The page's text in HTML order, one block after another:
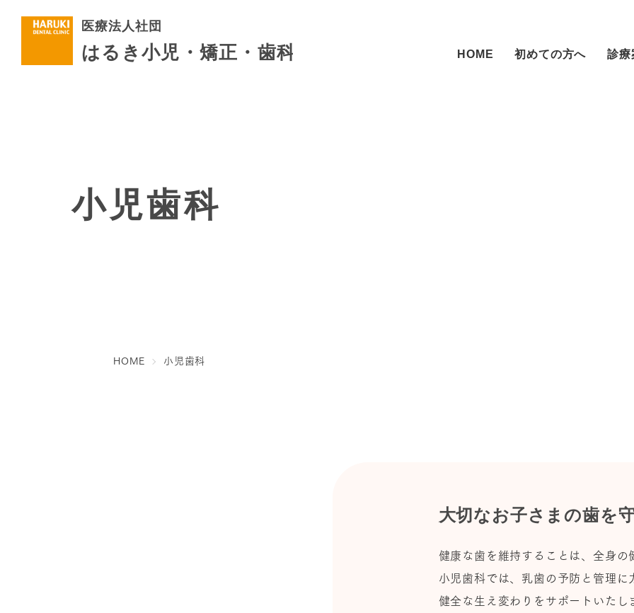
HOME 初めての方へ 診療
小児歯科
HOME 小児歯科
大切なお子さまの歯を
健康な歯を維持することは、全身
小児歯科では、乳歯の予防と管理
健全な生え変わりをサポートいた